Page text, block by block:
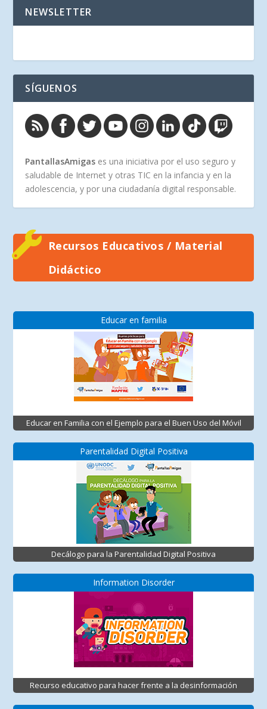
NEWSLETTER
SÍGUENOS
PantallasAmigas es una iniciativa por el uso seguro y
saludable de Internet y otras TIC en la infancia y en la
adolescencia, y por una ciudadanía digital responsable.
Recursos Educativos / Material
Didáctico
Educar en familia
Educar en Familia con el Ejemplo para el Buen Uso del Móvil
Parentalidad Digital Positiva
Decálogo para la Parentalidad Digital Positiva
Information Disorder
Recurso educativo para hacer frente a la desinformación